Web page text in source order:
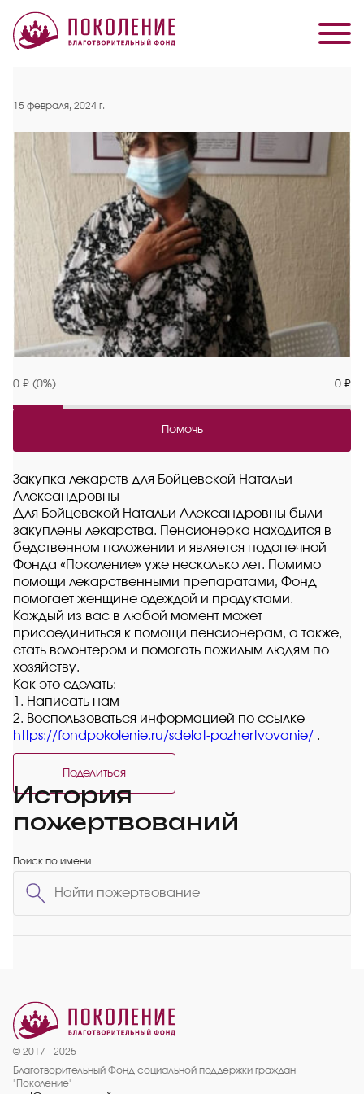
15 февраля, 2024 г.
0 ₽ (0%) 0 ₽
Помочь
Закупка лекарств для Бойцевской Натальи
Александровны
Для Бойцевской Натальи Александровны были
закуплены лекарства. Пенсионерка находится в
бедственном положении и является подопечной
Фонда «Поколение» уже несколько лет. Помимо
помощи лекарственными препаратами, Фонд
помогает женщине одеждой и продуктами.
Каждый из вас в любой момент может
присоединиться к помощи пенсионерам, а также,
стать волонтером и помогать пожилым людям по
хозяйству.
Как это сделать:
1. Написать нам
2. Воспользоваться информацией по ссылке
https://fondpokolenie.ru/sdelat-pozhertvovanie/ .
Поделиться
История
пожертвований
Поиск по имени
© 2017 - 2025
Благотворительный Фонд социальной поддержки граждан
"Поколение"